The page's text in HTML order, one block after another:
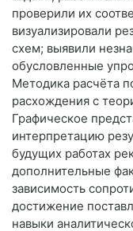
проверили их
визуализировали
схем; выявили
обусловленные
Методика расчёта
расхождения с
Графическое
интерпретацию
будущих работах
дополнительные
зависимость
достижение
навыки